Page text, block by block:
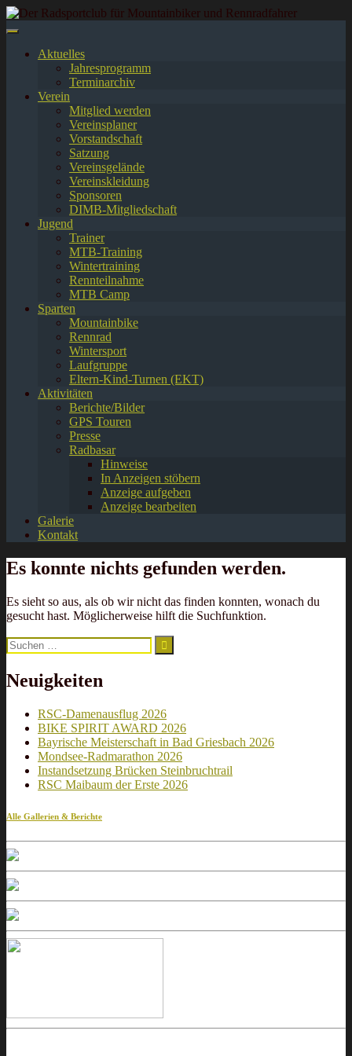
Springe
zum
Aktuelles
Jahresprogramm
Terminarchiv
Verein
Mitglied werden
Vereinsplaner
Vorstandschaft
Satzung
Vereinsgelände
Vereinskleidung
Sponsoren
DIMB-Mitgliedschaft
Jugend
Trainer
MTB-Training
Wintertraining
Rennteilnahme
MTB Camp
Sparten
Mountainbike
Rennrad
Wintersport
Laufgruppe
Eltern-Kind-Turnen (EKT)
Aktivitäten
Berichte/Bilder
GPS Touren
Presse
Radbasar
Hinweise
In Anzeigen stöbern
Anzeige aufgeben
Anzeige bearbeiten
Galerie
Kontakt
Es konnte nichts gefunden werden.
Es sieht so aus, als ob wir nicht das finden konnten, wonach du
gesucht hast. Möglicherweise hilft die Suchfunktion.
Suchen
nach:
Neuigkeiten
RSC-Damenausflug 2026
BIKE SPIRIT AWARD 2026
Bayrische Meisterschaft in Bad Griesbach 2026
Mondsee-Radmarathon 2026
Instandsetzung Brücken Steinbruchtrail
RSC Maibaum der Erste 2026
Alle Gallerien & Berichte